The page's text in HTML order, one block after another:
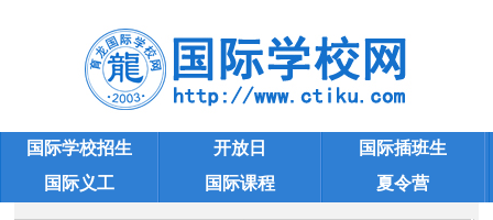
天津国际小学
国际学校招生 开放日
国际插班生
国际义工
国际课程
夏令营